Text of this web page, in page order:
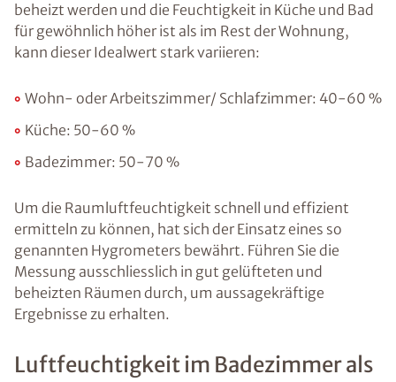
beheizt werden und die Feuchtigkeit in Küche und Bad
für gewöhnlich höher ist als im Rest der Wohnung,
kann dieser Idealwert stark variieren:
Wohn- oder Arbeitszimmer/ Schlafzimmer: 40-60 %
Küche: 50-60 %
Badezimmer: 50-70 %
Um die Raumluftfeuchtigkeit schnell und effizient
ermitteln zu können, hat sich der Einsatz eines so
genannten Hygrometers bewährt. Führen Sie die
Messung ausschliesslich in gut gelüfteten und
beheizten Räumen durch, um aussagekräftige
Ergebnisse zu erhalten.
Luftfeuchtigkeit im Badezimmer als